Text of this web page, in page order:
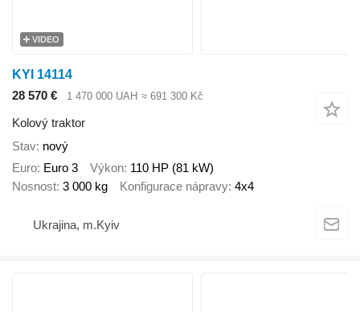
VIDEO
KYI 14114
28 570 €
1 470 000 UAH ≈ 691 300 Kč
Kolový traktor
Stav nový
Euro Euro 3 Výkon 110 HP (81 kW)
Nosnost 3 000 kg Konfigurace nápravy 4x4
Ukrajina, m.Kyiv